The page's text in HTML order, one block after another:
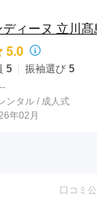
ィーヌ 立川
5.0
5 振袖選び 5
--
ンタル / 成人式
年02月
口コミ